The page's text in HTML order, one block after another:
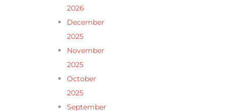
2026
December
2025
November
2025
October
2025
September